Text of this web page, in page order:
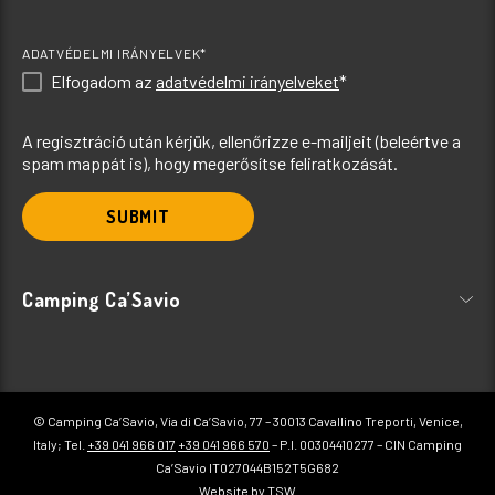
ADATVÉDELMI IRÁNYELVEK*
Elfogadom az adatvédelmi irányelveket*
A regisztráció után kérjük, ellenőrizze e-mailjeit (beleértve a
spam mappát is), hogy megerősítse feliratkozását.
SUBMIT
Camping Ca’Savio
© Camping Ca’Savio, Via di Ca’Savio, 77 – 30013 Cavallino Treporti, Venice,
Italy; Tel. +39 041 966 017 +39 041 966 570 – P.I. 00304410277 – CIN Camping
Ca’Savio IT027044B152T5G682
Website by TSW